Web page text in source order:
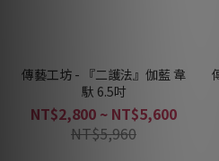
傳藝工坊 - 『二護法』伽藍 韋
馱 6.5吋
NT$2,800 ~ NT$5,600
NT$5,960